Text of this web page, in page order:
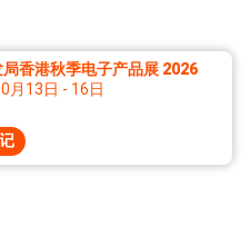
香港秋季电子产品展 2026
月13日 - 16日